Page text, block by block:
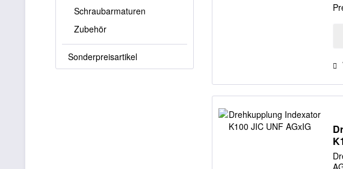
Schraubarmaturen
Zubehör
Sonderpreisartikel